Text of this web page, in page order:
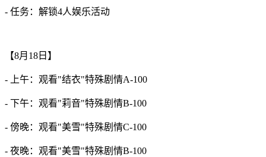
- 任务：解锁4人娱乐活动
【8月18日】
- 上午：观看"结衣"特殊剧情A-100
- 下午：观看"莉音"特殊剧情B-100
- 傍晚：观看"美雪"特殊剧情C-100
- 夜晚：观看"美雪"特殊剧情B-100